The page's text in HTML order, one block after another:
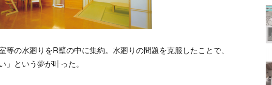
等の水廻りをR壁の中に集約。水廻りの問題を克服したことで、
」という夢が叶った。